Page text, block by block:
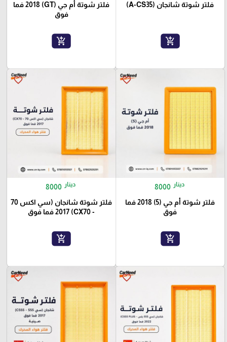
فلتر شوتة شانجان (A-CS35)
add_shopping_cart
فلتر شوتة أم جي (GT) 2018 فما
فوق
add_shopping_cart
favorite_border
8000 دينار
فلتر شوتة أم جي (5) 2018 فما
فوق
add_shopping_cart
favorite_border
8000 دينار
فلتر شوتة شانجان (سي اكس 70
- CX70) 2017 فما فوق
add_shopping_cart
favorite_border
favorite_border